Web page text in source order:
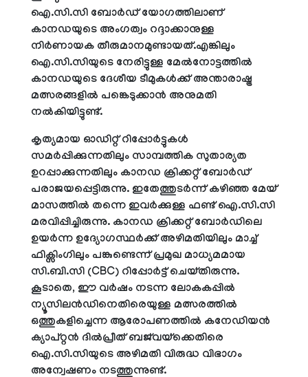
ഐ.സി.സി ബോർഡ് യോഗത്തിലാണ്
കാനഡയുടെ അംഗത്വം റദ്ദാക്കാനുള്ള
നിർണായക തീരുമാനമുണ്ടായത്.എങ്കിലും
ഐ.സി.സിയുടെ നേരിട്ടുള്ള മേൽനോട്ടത്തിൽ
കാനഡയുടെ ദേശീയ ടീമുകൾക്ക് അന്താരാഷ്ട്ര
മത്സരങ്ങളിൽ പങ്കെടുക്കാൻ അനുമതി
നൽകിയിട്ടുണ്ട്.
കൃത്യമായ ഓഡിറ്റ് റിപ്പോർട്ടുകൾ
സമർപ്പിക്കുന്നതിലും സാമ്പത്തിക സുതാര്യത
ഉറപ്പാക്കുന്നതിലും കാനഡ ക്രിക്കറ്റ് ബോർഡ്
പരാജയപ്പെട്ടിരുന്നു. ഇതേത്തുടർന്ന് കഴിഞ്ഞ മേയ്
മാസത്തിൽ തന്നെ ഇവർക്കുള്ള ഫണ്ട് ഐ.സി.സി
മരവിപ്പിച്ചിരുന്നു. കാനഡ ക്രിക്കറ്റ് ബോർഡിലെ
ഉയർന്ന ഉദ്യോഗസ്ഥർക്ക് അഴിമതിയിലും മാച്ച്
ഫിക്സിംഗിലും പങ്കുണ്ടെന്ന് പ്രമുഖ മാധ്യമമായ
സി.ബി.സി (CBC) റിപ്പോർട്ട് ചെയ്തിരുന്നു.
കൂടാതെ, ഈ വർഷം നടന്ന ലോകകപ്പിൽ
ന്യൂസിലൻഡിനെതിരെയുള്ള മത്സരത്തിൽ
ഒത്തുകളിച്ചെന്ന ആരോപണത്തിൽ കനേഡിയൻ
ക്യാപ്റ്റൻ ദിൽപ്രീത് ബജ്‌വയ്‌ക്കെതിരെ
ഐ.സി.സിയുടെ അഴിമതി വിരുദ്ധ വിഭാഗം
അന്വേഷണം നടത്തുന്നുണ്ട്.